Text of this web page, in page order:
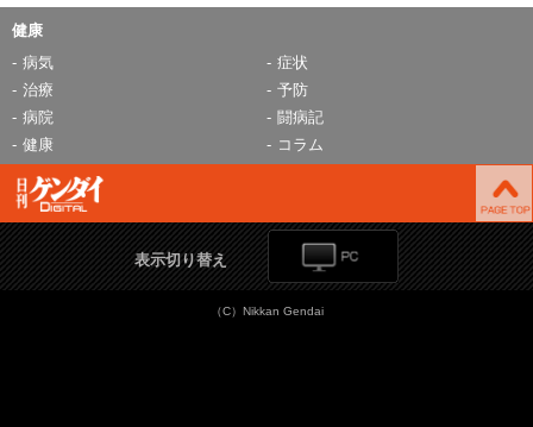
健康
病気
症状
治療
予防
病院
闘病記
健康
コラム
表示切り替え
（C）Nikkan Gendai